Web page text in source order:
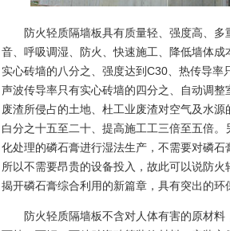
防火轻质隔墙板具有质量轻、强度高、
音、呼吸调湿、防火、快速施工、降低墙体
实心砖墙的八分之、强度达到C30、热传导率
声波传导率只有实心砖墙的四分之、自动调整
废渣所侵占的土地、杜工业废渣对空气及水源
白分之十五至二十、提高施工工三倍至五倍
化处理的磷石膏进行湿法生产，不需要对磷石
所以不需要昂贵的设备投入，故此可以说防
揭开磷石膏综合利用的新篇章，具有突出的环
防火轻质隔墙板不含对人体有害的原材料